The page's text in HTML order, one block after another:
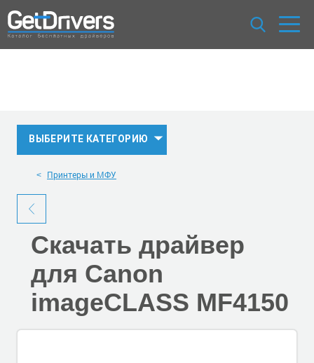
ВЫБЕРИТЕ КАТЕГОРИЮ
Принтеры и МФУ
Скачать драйвер
для Canon
imageCLASS MF4150